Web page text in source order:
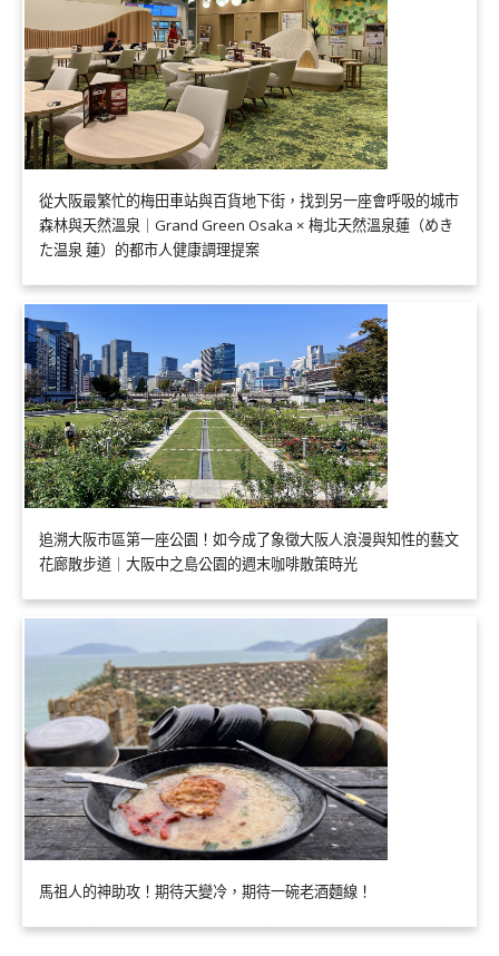
從大阪最繁忙的梅田車站與百貨地下街，找到另一座會呼吸的城市
森林與天然溫泉｜Grand Green Osaka × 梅北天然溫泉蓮（めき
た温泉 蓮）的都市人健康調理提案
追溯大阪市區第一座公園！如今成了象徵大阪人浪漫與知性的藝文
花廊散步道｜大阪中之島公園的週末咖啡散策時光
馬祖人的神助攻！期待天變冷，期待一碗老酒麵線！